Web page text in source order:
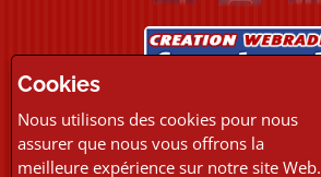
PAIEMENTS
Cookies
Nous utilisons des cookies pour nous
assurer que nous vous offrons la
meilleure expérience sur notre site Web.